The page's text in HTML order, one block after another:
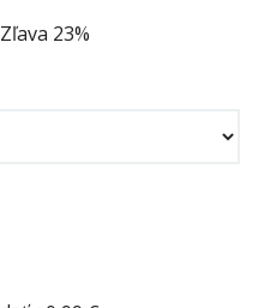
Zľava 23%